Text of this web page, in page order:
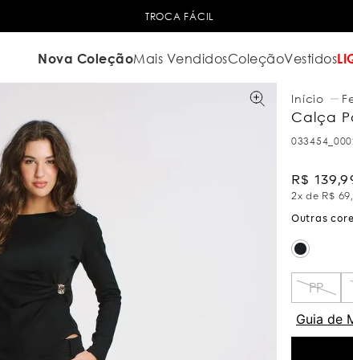
TROCA FÁCIL
Nova ColeçãoMais VendidosColeçãoVestidos
Calça
R$ 139,
2x de R$ 69,
PP
Guia de